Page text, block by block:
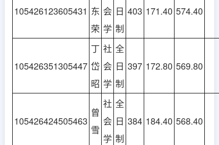
105426123605431 东
荣
会
学
日
制
403 171.40 574.40
105426351305447
丁
岱
昭
社
会
学
全
日
制
397 172.80 569.80
105426424505463
曾
雪
社
会
学
全
日
制
384 184.40 568.40